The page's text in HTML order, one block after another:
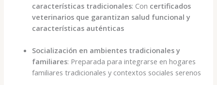
características tradicionales: Con certificados
veterinarios que garantizan salud funcional y
características auténticas
Socialización en ambientes tradicionales y
familiares: Preparada para integrarse en hogares
familiares tradicionales y contextos sociales serenos